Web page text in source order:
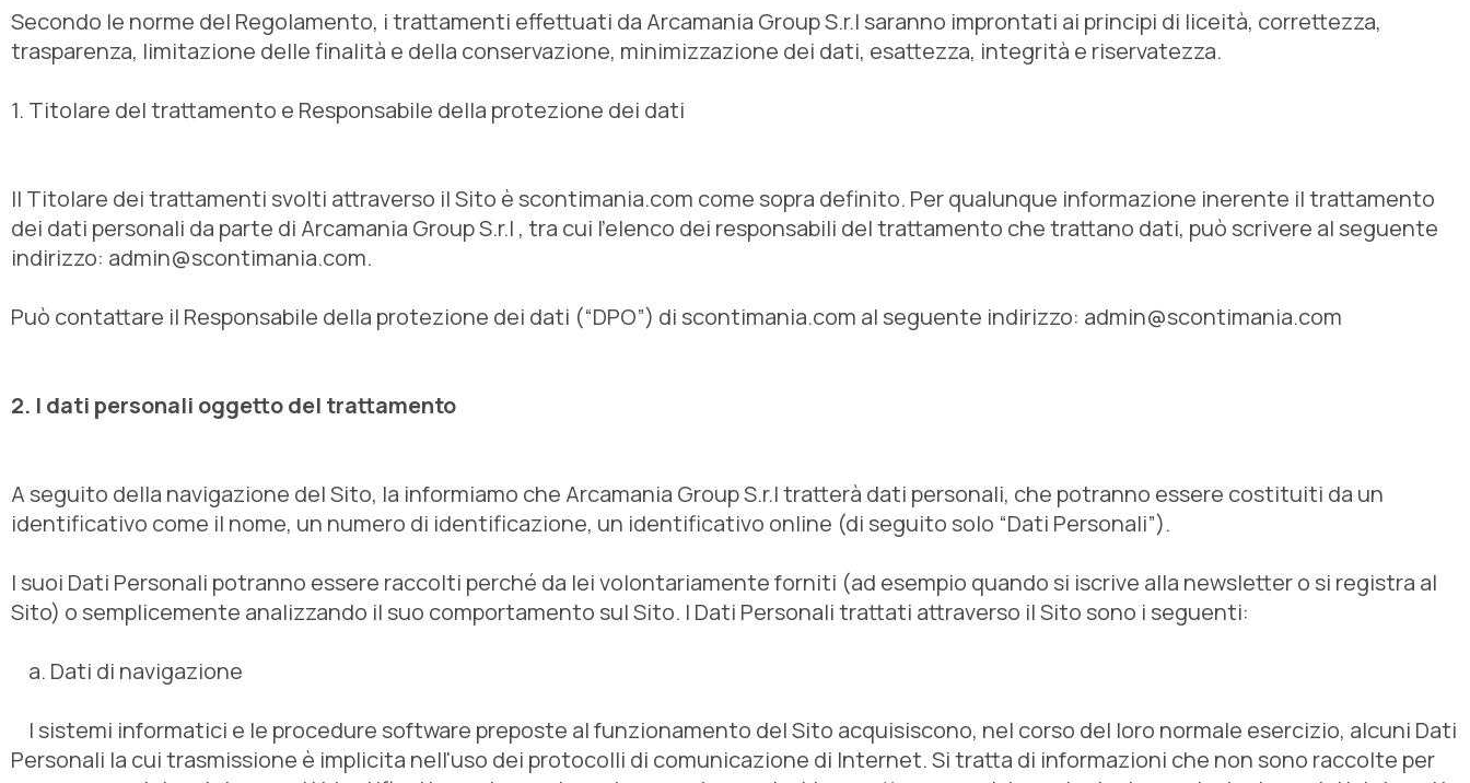
Secondo le norme del Regolamento, i trattamenti effettuati da Arcamania Group S.r.l saranno improntati ai principi di liceità, correttezza,
trasparenza, limitazione delle finalità e della conservazione, minimizzazione dei dati, esattezza, integrità e riservatezza.
1. Titolare del trattamento e Responsabile della protezione dei dati
Il Titolare dei trattamenti svolti attraverso il Sito è scontimania.com come sopra definito. Per qualunque informazione inerente il trattamento
dei dati personali da parte di Arcamania Group S.r.l , tra cui l’elenco dei responsabili del trattamento che trattano dati, può scrivere al seguente
indirizzo: admin@scontimania.com.
Può contattare il Responsabile della protezione dei dati (“DPO”) di scontimania.com al seguente indirizzo: admin@scontimania.com
2. I dati personali oggetto del trattamento
A seguito della navigazione del Sito, la informiamo che Arcamania Group S.r.l tratterà dati personali, che potranno essere costituiti da un
identificativo come il nome, un numero di identificazione, un identificativo online (di seguito solo “Dati Personali”).
I suoi Dati Personali potranno essere raccolti perché da lei volontariamente forniti (ad esempio quando si iscrive alla newsletter o si registra al
Sito) o semplicemente analizzando il suo comportamento sul Sito. I Dati Personali trattati attraverso il Sito sono i seguenti:
a. Dati di navigazione
I sistemi informatici e le procedure software preposte al funzionamento del Sito acquisiscono, nel corso del loro normale esercizio, alcuni Dati
Personali la cui trasmissione è implicita nell'uso dei protocolli di comunicazione di Internet. Si tratta di informazioni che non sono raccolte per